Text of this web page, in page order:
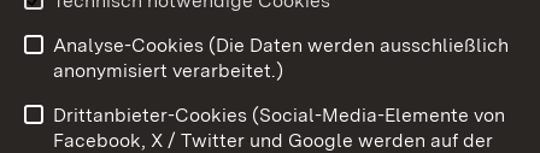
Analyse-Cookies (Die Daten werden ausschließlich
anonymisiert verarbeitet.)
Drittanbieter-Cookies (Social-Media-Elemente von
Facebook, X / Twitter und Google werden auf der